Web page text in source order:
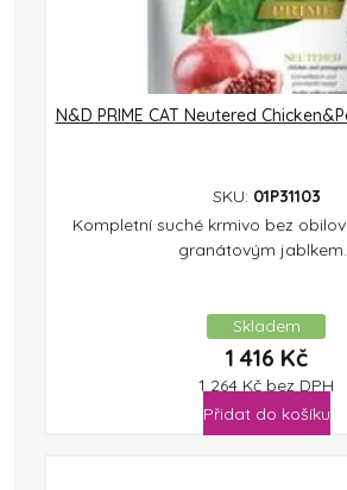
N&D PRIME CAT Neutered
SKU: 01P31103
Kompletní suché krmivo bez
granátovým
Skladem
1 416 Kč
1 264 Kč bez DPH
Přidat do košíku